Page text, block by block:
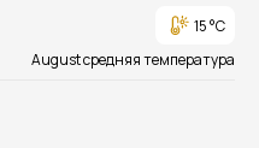
15 °C
August средняя температура